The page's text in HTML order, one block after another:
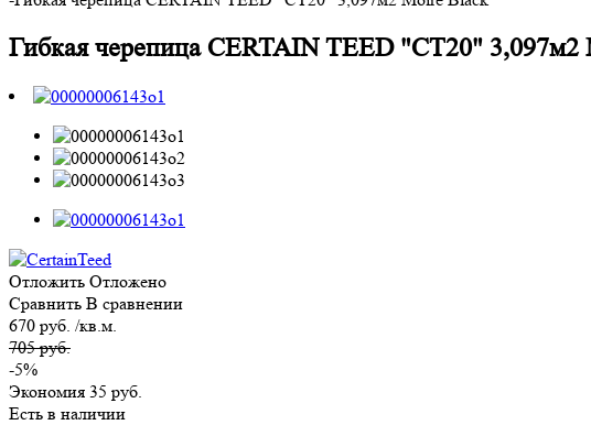
Гибкая черепица CERTAIN TEED "СТ20" 3,097м2
Отложить Отложено
Сравнить В сравнении
670 руб. /кв.м.
705 руб.
-5%
Экономия 35 руб.
Есть в наличии